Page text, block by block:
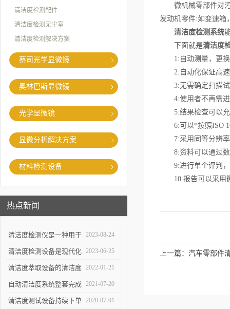
清洁度检测配件
清洁度检测无尘室
清洁度检测解决方案
蔡司光学显微镜
奥林巴斯显微镜
光学显微镜
显微分析解决方案
材料检测设备
热点新闻
清洁度检测仪是一种用于
评估物体表面清洁程度的
重要工具
2023-08-24
清洁度检测设备是现代化
生产中*一环
2023-06-25
清洁度萃取设备的清洁度
测试对于不同系统的组件
有不同的意义
2022-01-21
自动清洁度系统整套完成
交付——吉林客户
2021-07-20
清洁度测试设备持续下单 2020-07-01
微机械零部件对污
发动机零件:如变速箱
清洁度检测系统
下面就是清洁度
1:自动测量，更换
2:自动化保证高速
3:无需确定扫描
4:使用者不再需进
5:结果检查可以允
6:可以*按照ISO
7:采用同等分辨率
8:资料可以通过数
9:进行单个评判，
10:报告可以采用微
上一篇： 汽车零部件